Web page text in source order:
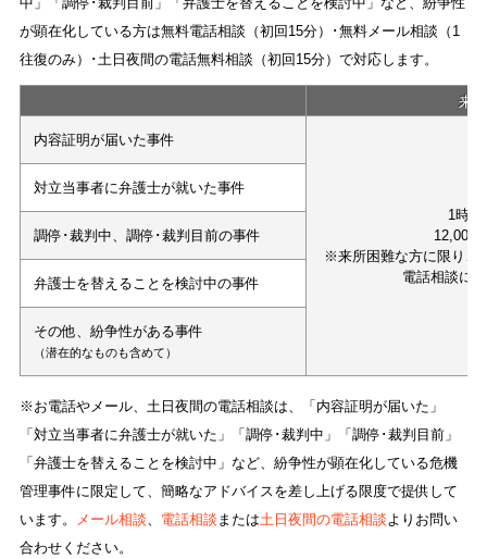
が顕在化している方は無料電話相談（初回15分）･無料メール相談（1
往復のみ）･土日夜間の電話無料相談（初回15分）で対応します。
来所
内容証明が届いた事件
1時間
12,000
※来所困難な方に限り、
電話相談に
対立当事者に弁護士が就いた事件
調停･裁判中、調停･裁判目前の事件
弁護士を替えることを検討中の事件
その他、紛争性がある事件
（潜在的なものも含めて）
※お電話やメール、土日夜間の電話相談は、「内容証明が届いた」
「対立当事者に弁護士が就いた」「調停･裁判中」「調停･裁判目前」
「弁護士を替えることを検討中」など、紛争性が顕在化している危機
管理事件に限定して、簡略なアドバイスを差し上げる限度で提供して
います。
メール相談、 電話相談 または土日夜間の電話相談よりお問い
合わせください。